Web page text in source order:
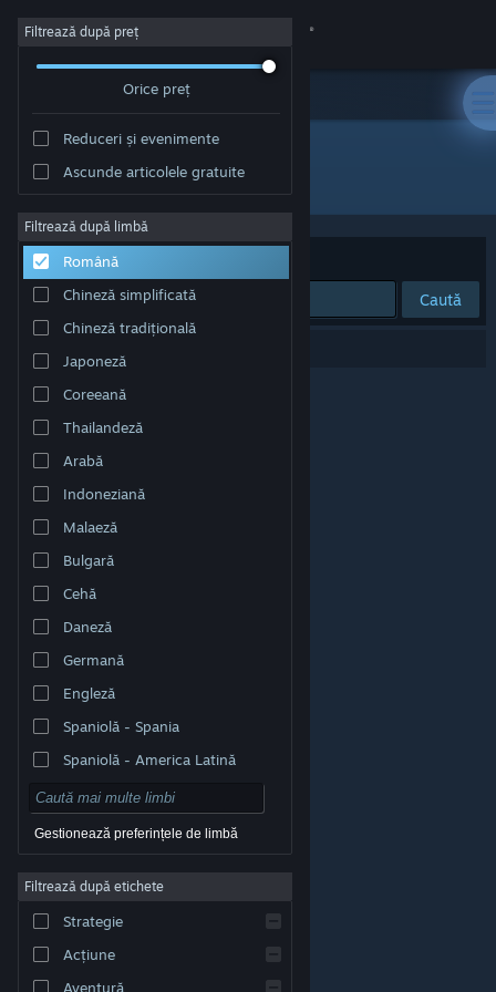
Conectează-te
Despre
Asistență
Schimbă limba
Vezi site în versiunea pentru desktop
© Valve Corporation. Toate drepturile rezervate. Toate
respectivi în SUA și celelalte țări.
Acordul Steam pentru abonați
Cookie-uri
Filtrează după preț
Orice preț
Reduceri și evenimente
Ascunde articolele gratuite
Filtrează după limbă
Română
Chineză simplificată
Chineză tradițională
Japoneză
Coreeană
Thailandeză
Arabă
Indoneziană
Malaeză
Bulgară
Cehă
Daneză
Germană
Engleză
Spaniolă - Spania
Spaniolă - America Latină
Gestionează preferințele de limbă
Filtrează după etichete
Strategie
Acțiune
Aventură
Dezvoltator: Alpha Code Inc.
Sortează după
Caută